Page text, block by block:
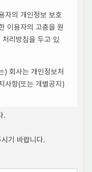
자의 개인정보 보호
이용자의 고충을 원
리방침을 두고 있
) 회사는 개인정보처
사항(또는 개별공지)
시행됩니다.
성교회')은(는) 개
.
기 바랍니다.